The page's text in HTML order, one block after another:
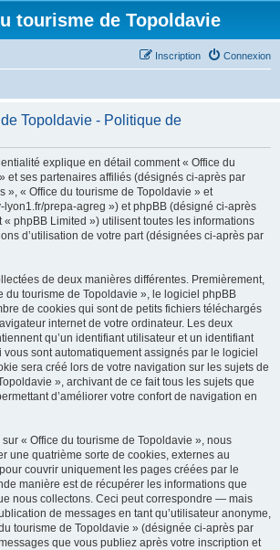
tourisme de Topoldavie
Connexion
Inscription
Topoldavie - Politique de
explique en détail comment « Office du
et ses partenaires affiliés (désignés ci-après par
», « Office du tourisme de Topoldavie » et
lyon1.fr/prepa-agreg ») et phpBB (désigné ci-après
phpBB Limited ») utilisent toutes les informations
d’utilisation de votre part (désignées ci-après par
de deux manières différentes. Premièrement,
du tourisme de Topoldavie », le logiciel phpBB
de cookies qui sont de petits fichiers téléchargés
internet de votre ordinateur. Les deux
qu’un identifiant utilisateur et un identifiant
sont automatiquement assignés par le logiciel
sera créé lors de votre navigation sur les sujets de
», archivant de ce fait tous les sujets que
d’améliorer votre confort de navigation en
« Office du tourisme de Topoldavie », nous
une quatrième sorte de cookies, externes au
couvrir uniquement les pages créées par le
manière est de récupérer les informations que
nous collectons. Ceci peut correspondre — mais
de messages en tant qu’utilisateur anonyme,
tourisme de Topoldavie » (désignée ci-après par
que vous publiez après votre inscription et